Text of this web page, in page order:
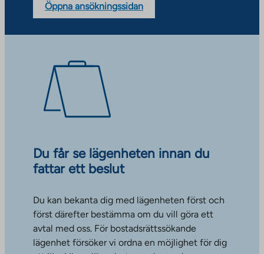
Öppna ansökningssidan
Du får se lägenheten innan du
fattar ett beslut
Du kan bekanta dig med lägenheten först och
först därefter bestämma om du vill göra ett
avtal med oss. För bostadsrättssökande
lägenhet försöker vi ordna en möjlighet för dig